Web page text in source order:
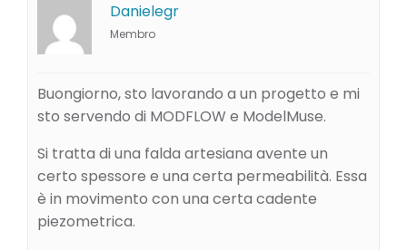
Danielegr
Membro
Buongiorno, sto lavorando a un progetto e mi
sto servendo di MODFLOW e ModelMuse.
Si tratta di una falda artesiana avente un
certo spessore e una certa permeabilità. Essa
è in movimento con una certa cadente
piezometrica.